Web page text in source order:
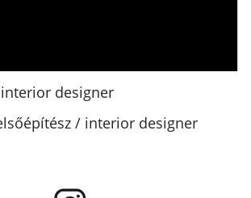
designer
/ interior designer